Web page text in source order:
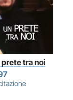
prete tra noi